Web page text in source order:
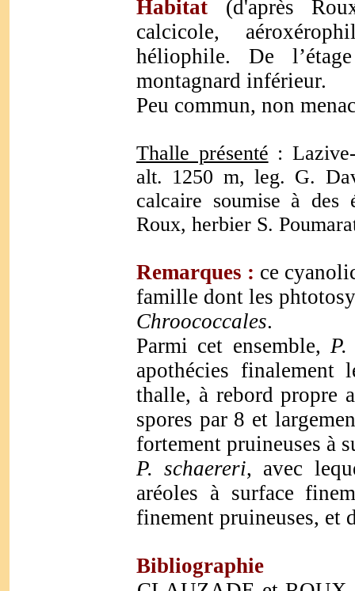
Habitat (d'après
calcicole,
héliophile. De
montagnard inférieur.
Peu commun, non
Thalle présenté :
alt. 1250 m, leg. G.
calcaire soumise à des
Roux, herbier S.
Remarques : ce
famille dont les
Chroococcales.
Parmi cet ensemble,
apothécies finalement
thalle, à rebord propre
spores par 8 et
fortement pruineuses à
P. schaereri, avec
aréoles à surface
finement pruineuses, et
Bibliographie